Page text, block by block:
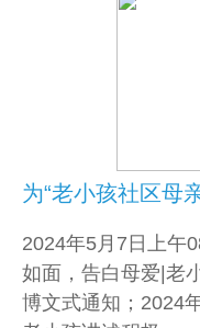
2024年5月7日上午
如面，告白母爱|老
博文式通知；2024